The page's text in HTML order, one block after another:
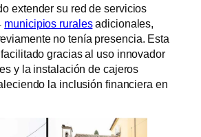
extender su red de servicios
municipios ruralesadicionales,
no tenía presencia. Esta
gracias al uso innovador
y la instalación de cajeros
la inclusión financiera en